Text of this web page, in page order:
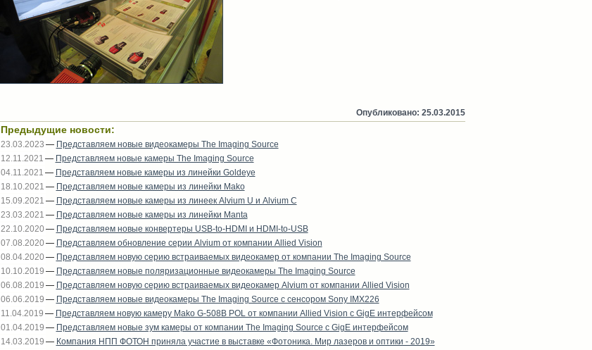
Опубликовано: 25.03.2015
Предыдущие новости:
23.03.2023 — Представляем новые видеокамеры The Imaging Source
12.11.2021 — Представляем новые камеры The Imaging Source
04.11.2021 — Представляем новые камеры из линейки Goldeye
18.10.2021 — Представляем новые камеры из линейки Mako
15.09.2021 — Представляем новые камеры из линеек Alvium U и Alvium C
23.03.2021 — Представляем новые камеры из линейки Manta
22.10.2020— Представляем новые конвертеры USB-to-HDMI и HDMI-to-USB
07.08.2020— Представляем обновление серии Alvium от компании Allied Vision
08.04.2020— Представляем новую серию встраиваемых видеокамер от компании The Imaging Source
10.10.2019 — Представляем новые поляризационные видеокамеры The Imaging Source
06.08.2019 — Представляем новую серию встраиваемых видеокамер Alvium от компании Allied Vision
06.06.2019 — Представляем новые видеокамеры The Imaging Source с сенсором Sony IMX226
11.04.2019 — Представляем новую камеру Mako G-508B POL от компании Allied Vision с GigE интерфейсом
01.04.2019 — Представляем новые зум камеры от компании The Imaging Source с GigE интерфейсом
14.03.2019 — Компания НПП ФОТОН приняла участие в выставке «Фотоника. Мир лазеров и оптики - 2019»